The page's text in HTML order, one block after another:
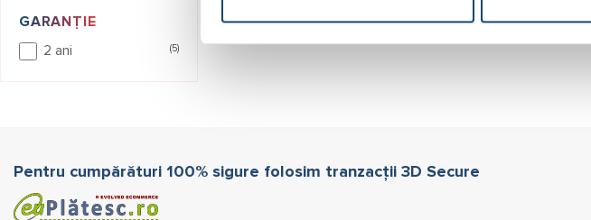
GARANȚIE
2 ani
(5)
Pentru cumpărături 100% sigure folosim tranzacții 3D Secure